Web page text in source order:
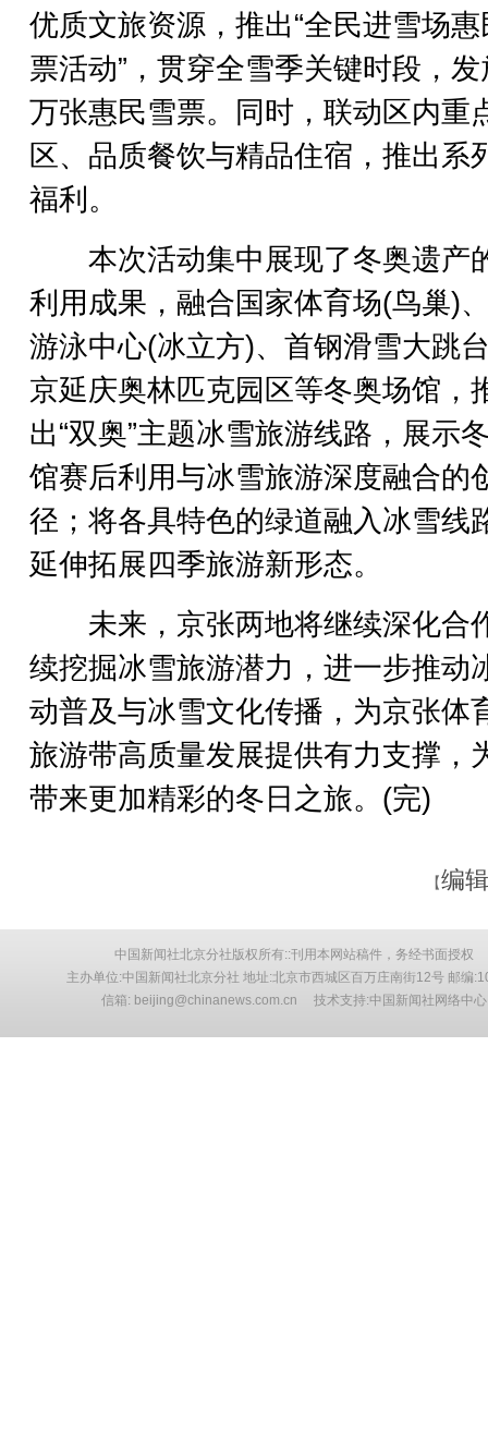
优质文旅资源，推出“全民进雪场
票活动”，贯穿全雪季关键时段，
万张惠民雪票。同时，联动区内重
区、品质餐饮与精品住宿，推出系
福利。
本次活动集中展现了冬奥遗产
利用成果，融合国家体育场(鸟巢)
游泳中心(冰立方)、首钢滑雪大跳
京延庆奥林匹克园区等冬奥场馆，
出“双奥”主题冰雪旅游线路，展示
馆赛后利用与冰雪旅游深度融合的
径；将各具特色的绿道融入冰雪线
延伸拓展四季旅游新形态。
未来，京张两地将继续深化合
续挖掘冰雪旅游潜力，进一步推动
动普及与冰雪文化传播，为京张体
旅游带高质量发展提供有力支撑，
带来更加精彩的冬日之旅。(完)
【编
中国新闻社北京分社版权所有::刊用本网站稿件，务经书面授权
主办单位:中国新闻社北京分社 地址:北京市西城区百万庄南街12号 邮编
信箱: beijing@chinanews.com.cn 技术支持:中国新闻社网络中心